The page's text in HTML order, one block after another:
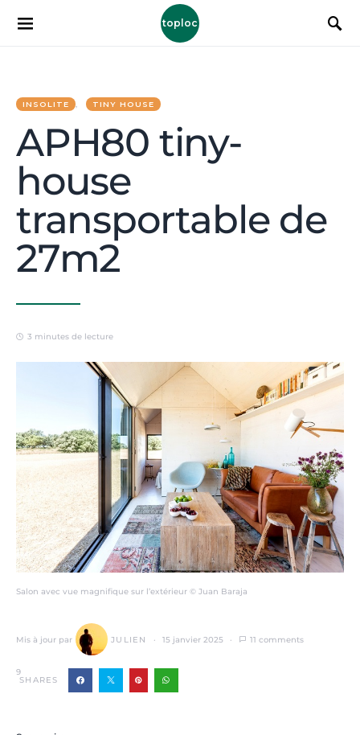
toploc
INSOLITE TINY HOUSE
APH80 tiny-
house
transportable de
27m2
3 minutes de lecture
Salon avec vue magnifique sur l’extérieur © Juan Baraja
Mis à jour par JULIEN 15 janvier 2025 11 comments
9
SHARES